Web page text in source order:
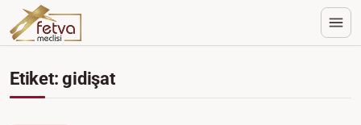
Etiket: gidişat